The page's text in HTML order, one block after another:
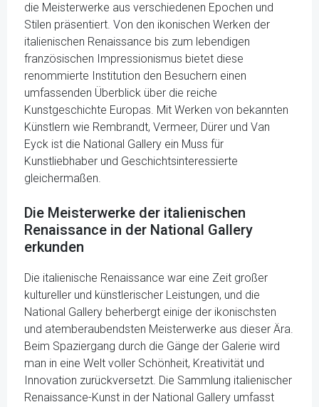
die Meisterwerke aus verschiedenen Epochen und
Stilen präsentiert. Von den ikonischen Werken der
italienischen Renaissance bis zum lebendigen
französischen Impressionismus bietet diese
renommierte Institution den Besuchern einen
umfassenden Überblick über die reiche
Kunstgeschichte Europas. Mit Werken von bekannten
Künstlern wie Rembrandt, Vermeer, Dürer und Van
Eyck ist die National Gallery ein Muss für
Kunstliebhaber und Geschichtsinteressierte
gleichermaßen.
Die Meisterwerke der italienischen
Renaissance in der National Gallery
erkunden
Die italienische Renaissance war eine Zeit großer
kultureller und künstlerischer Leistungen, und die
National Gallery beherbergt einige der ikonischsten
und atemberaubendsten Meisterwerke aus dieser Ära.
Beim Spaziergang durch die Gänge der Galerie wird
man in eine Welt voller Schönheit, Kreativität und
Innovation zurückversetzt. Die Sammlung italienischer
Renaissance-Kunst in der National Gallery umfasst